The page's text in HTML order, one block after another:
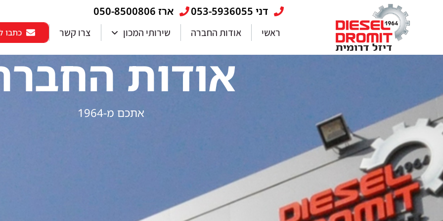
דני 053-5936055 ארז 050-8500806
ראשי אודות החברה שירותי המכון צרו קשר כתבו
אודות
אתכם מ-1964